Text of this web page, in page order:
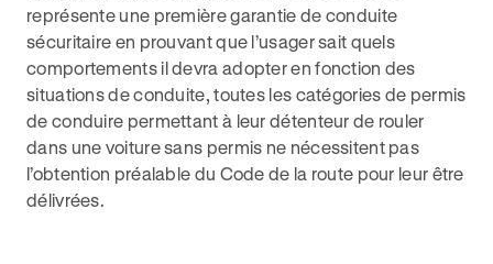
représente une première garantie de conduite
sécuritaire en prouvant que l’usager sait quels
comportements il devra adopter en fonction des
situations de conduite, toutes les catégories de permis
de conduire permettant à leur détenteur de rouler
dans une voiture sans permis ne nécessitent pas
l’obtention préalable du Code de la route pour leur être
délivrées.